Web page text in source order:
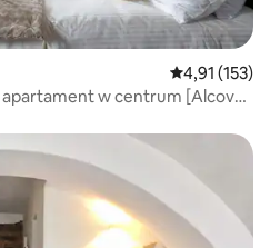
Średnia
4,91 (153)
w centrum [Alcova
Wybór gości